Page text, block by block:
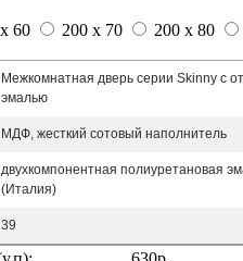
60 200 x 70
200 x 80
Межкомнатная дверь серии Skinny с
эмалью
МДФ, жесткий сотовый наполнитель
двухкомпонентная полиуретановая
(Италия)
39